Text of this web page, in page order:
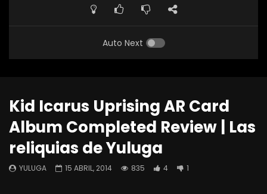
Auto Next
Kid Icarus Uprising AR Card
Album Completed Review | Las
reliquias de Yuluga
YULUGA 15 ABRIL, 2014 835 4 1